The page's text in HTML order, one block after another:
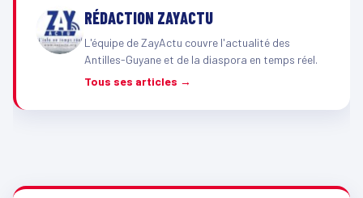
RÉDACTION ZAYACTU
L'équipe de ZayActu couvre l'actualité des
Antilles-Guyane et de la diaspora en temps réel.
Tous ses articles →